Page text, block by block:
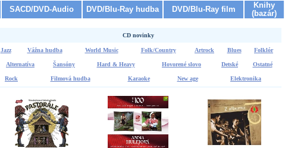
SACD/DVD-Audio DVD/Blu-Ray hudba DVD/Blu-Ray film
Knihy
(bazár)
CD novinky
Jazz Vážna hudba World Music Folk/Country Artrock Blues Folklór
Alternatíva Šansóny Hard & Heavy Hovorené slovo Detské Ostatné
Rock Filmová hudba Karaoke New age Elektronika